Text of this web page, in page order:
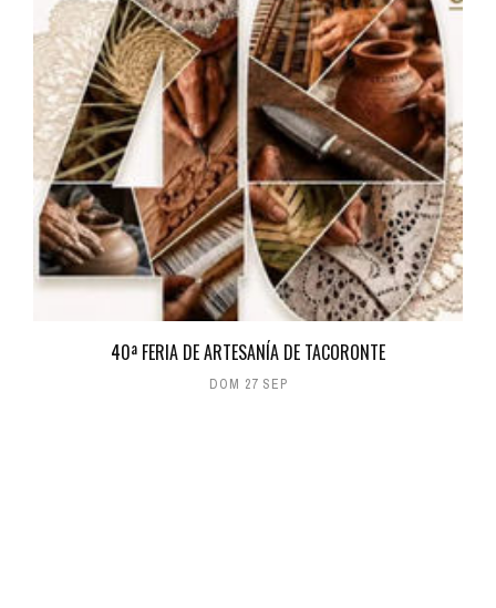
40ª FERIA DE ARTESANÍA DE TACORONTE
DOM 27 SEP